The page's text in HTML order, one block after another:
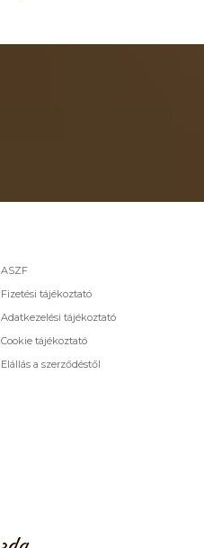
ASZF
Fizetési tájékoztató
Adatkezelési tájékoztató
Cookie tájékoztató
Elállás a szerződéstől